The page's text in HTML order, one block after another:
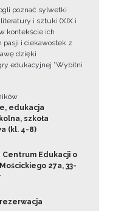
poznać sylwetki
i sztuki (XIX i
kontekście ich
pasji i ciekawostek z
dzięki
edukacyjnej ”Wybitni
edukacja
szkoła
(kl. 4-8)
Centrum Edukacji o
27a, 33-